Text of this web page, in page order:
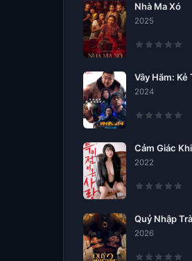
Nhà Ma Xó
2025
Vây Hãm: Kẻ
2024
Cảm Giác
2022
Quỷ Nhập
2026